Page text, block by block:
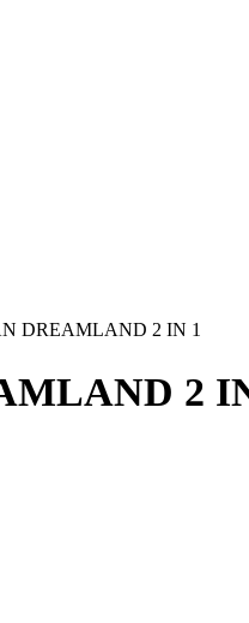
DREAMLAND 2 IN 1
2